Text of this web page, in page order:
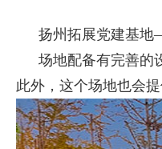
扬州拓展党建基
场地配备有完善的
此外，这个场地也会